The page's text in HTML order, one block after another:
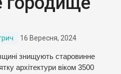
16 Вересня, 2024
знищують старовинне
архітектури віком 3500